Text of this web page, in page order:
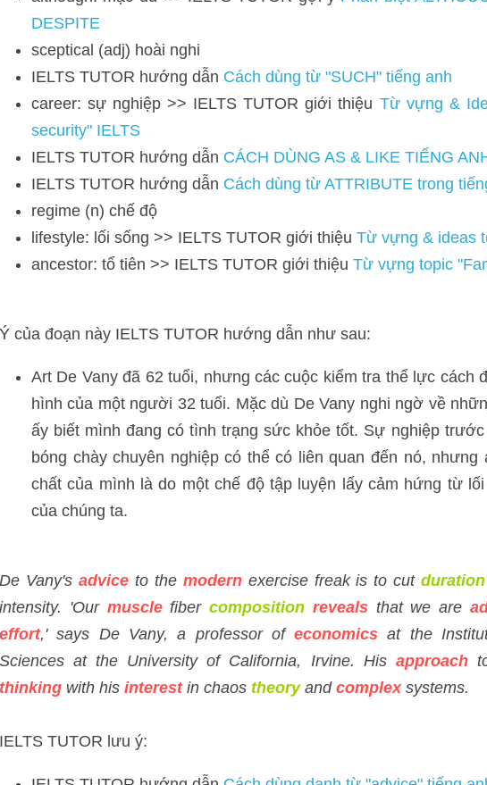
although: mặc dù >> IELTS TUTOR gợi ý
Phân biệt ALTHOUGH / THOUGH
sceptical (adj) hoài nghi
IELTS TUTOR hướng dẫn Cách dùng từ "SUCH" tiếng anh
career: sự nghiệp >> IELTS TUTOR giới thiệu
Từ vựng & Ideas topic "job
IELTS TUTOR hướng dẫn
CÁCH DÙNG AS & LIKE TIẾNG ANH
IELTS TUTOR hướng dẫn
Cách dùng từ ATTRIBUTE trong tiếng anh
regime (n) chế độ
lifestyle: lối sống >> IELTS TUTOR giới thiệu
Từ vựng & ideas topic
ancestor: tổ tiên >> IELTS TUTOR giới thiệu Từ vựng topic "Family
Art De Vany đã 62 tuổi, nhưng các cuộc kiểm tra thể lực cách đây 3
người 32 tuổi. Mặc dù De Vany nghi ngờ về những đánh giá như vậy
sức khỏe tốt. Sự nghiệp trước đây của anh ấy là một cầu thủ bóng chày
nhưng anh ấy cho rằng sức mạnh thể chất của mình là do một chế độ
tiên thời đồ đá cũ của chúng ta.
De Vany's advice to the
the Institute of Mathematical Behavioral Sciences at the University of California,
Darwinian
thinking with his interest theory complex systems.
IELTS TUTOR lưu ý:
IELTS TUTOR hướng dẫn Cách dùng danh từ "advice" tiếng anh
duration: thời lượng
frequency: tần số, tần suất